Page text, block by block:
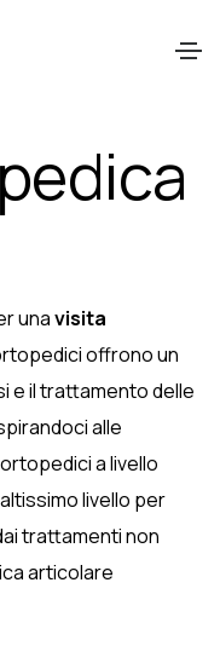
unavisita
offrono un
e il trattamento delle
alle
a livello
livello per
trattamenti non
articolare